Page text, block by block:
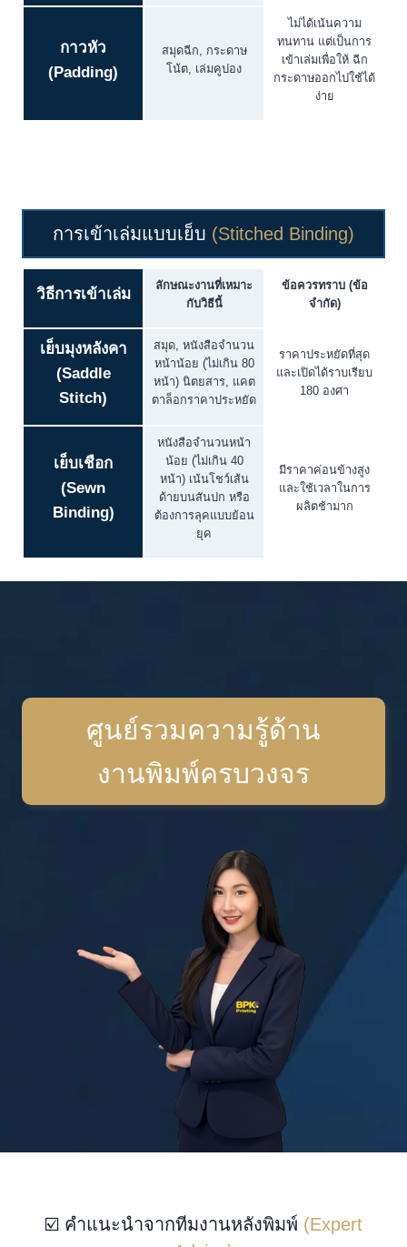
กาวหัว
(Padding)
สมุดฉีก, กระดาษ
โน้ต, เล่มคูปอง
ไม่ได้เน้นความ
ทนทาน แต่เป็นการ
เข้าเล่มเพื่อให้ ฉีก
กระดาษออกไปใช้ได้
ง่าย
การเข้าเล่มแบบเย็บ (Stitched Binding)
วิธีการเข้าเล่ม
ลักษณะงานที่เหมาะ
กับวิธีนี้
ข้อควรทราบ (ข้อ
จำกัด)
เย็บมุงหลังคา
(Saddle
Stitch)
สมุด, หนังสือจำนวน
หน้าน้อย (ไม่เกิน 80
หน้า) นิตยสาร, แคต
ตาล็อกราคาประหยัด
ราคาประหยัดที่สุด
และเปิดได้ราบเรียบ
180 องศา
เย็บเชือก
(Sewn
Binding)
หนังสือจำนวนหน้า
น้อย (ไม่เกิน 40
หน้า) เน้นโชว์เส้น
ด้ายบนสันปก หรือ
ต้องการลุคแบบย้อน
ยุค
มีราคาค่อนข้างสูง
และใช้เวลาในการ
ผลิตช้ามาก
ศูนย์รวมความรู้ด้าน
งานพิมพ์ครบวงจร
☑️ คำแนะนำจากทีมงานหลังพิมพ์ (Expert